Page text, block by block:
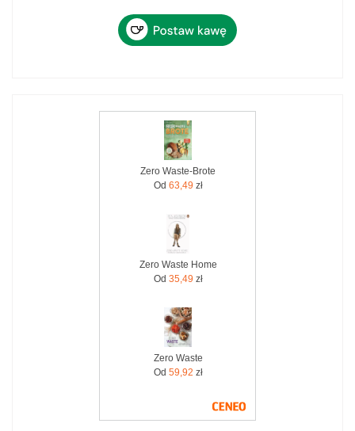
Zero Waste-Brote
Od 63,49 zł
Zero Waste Home
Od 35,49 zł
Zero Waste
Od 59,92 zł